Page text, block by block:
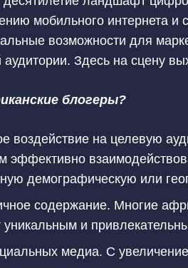
мобильного интернета
возможности для
аудитории. Здесь на сцену
блогеры?
воздействие на целевую
эффективно
демографическую или
содержание. Многие
уникальным и
медиа. С